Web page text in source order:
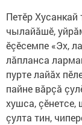
Петӗр Хусанкай
чылайăшӗ,
ӗçӗсемпе «Эх,
лăпланса
пурте лайăх
пайне вăрçă
хушса,
çулта тин,